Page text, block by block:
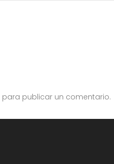
para publicar un comentario.